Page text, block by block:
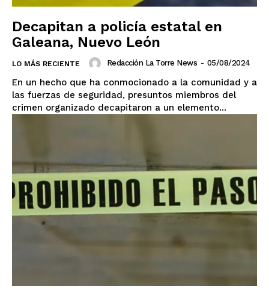
Decapitan a policía estatal en
Galeana, Nuevo León
LO MÁS RECIENTE Redacción La Torre News - 05/08/2024
En un hecho que ha conmocionado a la comunidad y a
las fuerzas de seguridad, presuntos miembros del
crimen organizado decapitaron a un elemento...